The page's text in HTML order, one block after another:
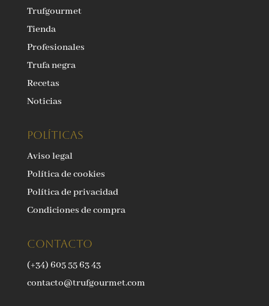
Trufgourmet
Tienda
Profesionales
Trufa negra
Recetas
Noticias
Políticas
Aviso legal
Política de cookies
Política de privacidad
Condiciones de compra
Contacto
(+34) 605 55 63 43
contacto@trufgourmet.com